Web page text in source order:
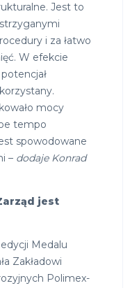
Jest to
i za łatwo
W efekcie
mocy
tempo
spowodowane
– dodaje Konrad
jest
Medalu
Zakładowi
Polimex-